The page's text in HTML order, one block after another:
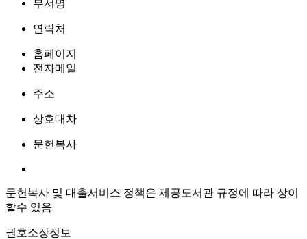
부서명
연락처
홈페이지
전자메일
주소
상호대차
문헌복사
문헌복사 및 대출서비스 정책은 제공도서관 규정에 따라 상이
할수 있음
권호소장정보